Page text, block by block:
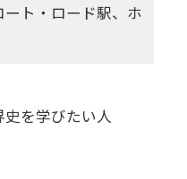
ート・ロード駅、ホ
を学びたい人